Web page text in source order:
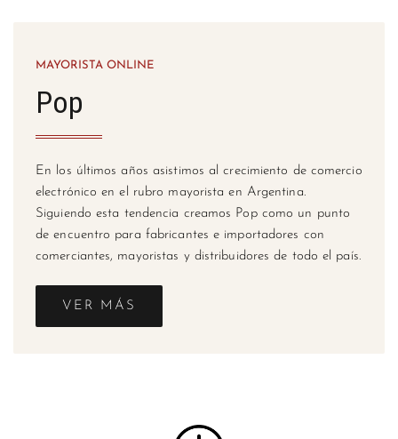
MAYORISTA ONLINE
Pop
En los últimos años asistimos al crecimiento de comercio
electrónico en el rubro mayorista en Argentina.
Siguiendo esta tendencia creamos Pop como un punto
de encuentro para fabricantes e importadores con
comerciantes, mayoristas y distribuidores de todo el país.
VER MÁS